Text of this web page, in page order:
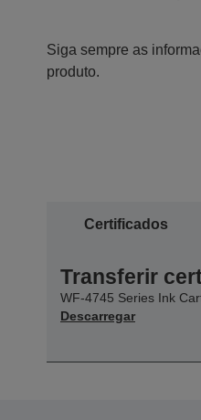
Siga sempre as
produto.
Certificados
Transferir
WF-4745 Series Ink
Descarregar